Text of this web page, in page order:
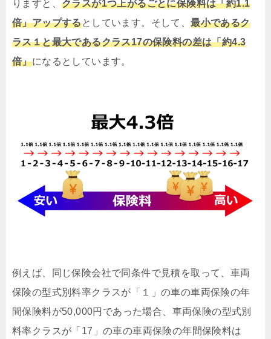
りますと、 クラスが1つ上がるごとに保険料は「約1.1
倍」アップするとしています。そして、最小であるク
ラス１と最大であるクラス17の保険料の差は「約4.3
倍」になるとしています。
例えば、同じ保険会社で同条件で見積を取って、車両
保険の型式別料率クラスが「１」の車の車両保険の年
間保険料が50,000円であった場合、車両保険の型式別
料率クラスが「17」の車の車両保険の年間保険料は